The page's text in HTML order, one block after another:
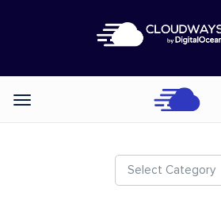
Categories
Select Category